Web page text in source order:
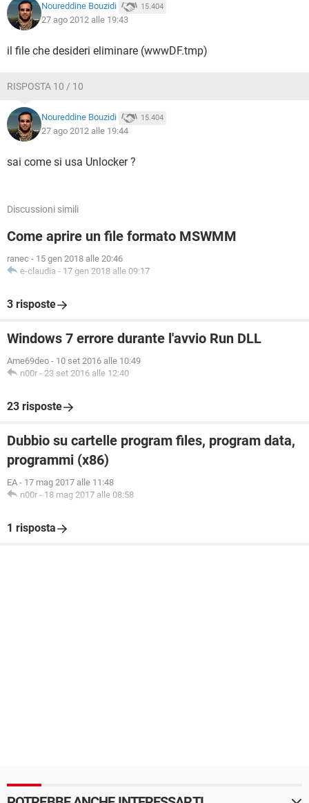
Noureddine Bouzidi 15.404
27 ago 2012 alle 19:43
il file che desideri eliminare (wwwDF.tmp)
RISPOSTA 10 / 10
Noureddine Bouzidi 15.404
27 ago 2012 alle 19:44
sai come si usa Unlocker ?
Discussioni simili
Come aprire un file formato MSWMM
ranec - 15 gen 2018 alle 20:46
e-claudia - 17 gen 2018 alle 09:17
3 risposte
Windows 7 errore durante l'avvio Run DLL
Ame69deo - 10 set 2016 alle 10:49
n00r - 23 set 2016 alle 12:40
23 risposte
Dubbio su cartelle program files, program data,
programmi (x86)
EA - 17 mag 2017 alle 11:48
n00r - 18 mag 2017 alle 08:58
1 risposta